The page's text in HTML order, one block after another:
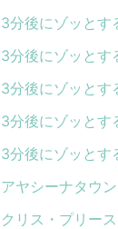
3分後にゾッと
3分後にゾッと
3分後にゾッと
3分後にゾッと
3分後にゾッと
アヤシーナタウン
クリス・プリー